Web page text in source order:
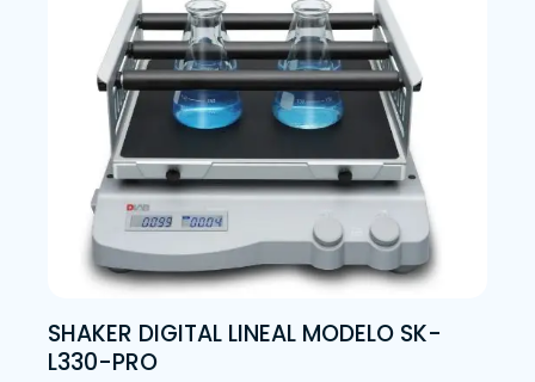
SHAKER DIGITAL LINEAL MODELO SK-
L330-PRO